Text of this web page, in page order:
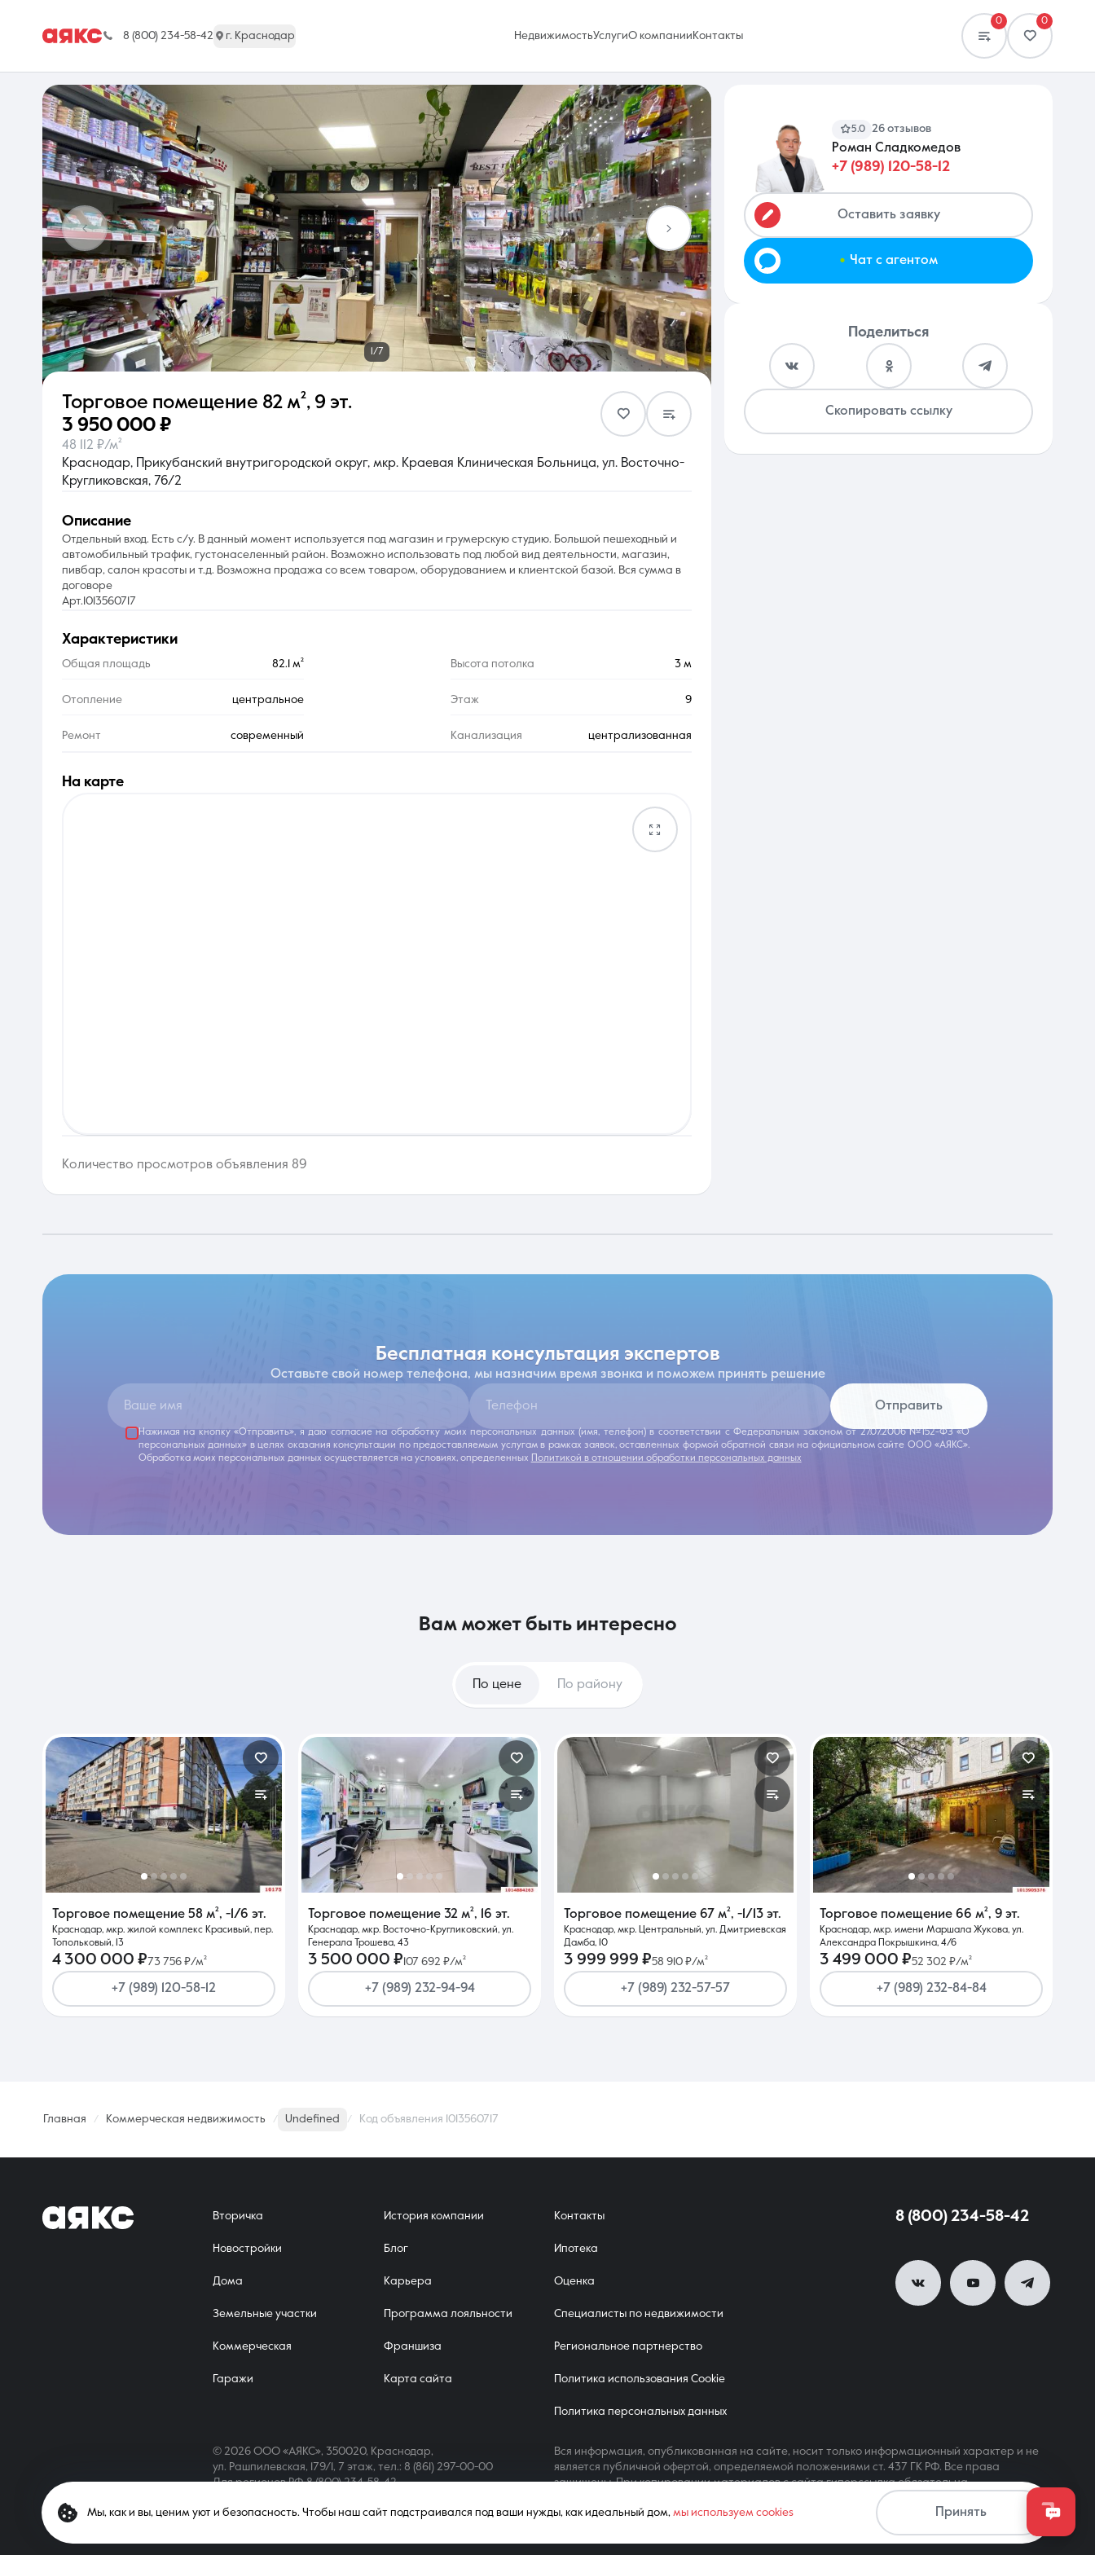
8 (800) 234-58-42 г. Краснодар НедвижимостьУслугиО компании Контакты
0 0
г. Краснодар Избранное
0 объявлений
Сравнение
Недвижимость Услуги
О компании Контакты
8 (861) 297-00-00
Ежедневно с 08:30 до 20:00
1/7
Торговое помещение 82 м², 9 эт.
3 950 000 ₽
48 112 ₽/м²
Краснодар, Прикубанский внутригородской округ, мкр. Краевая Клиническая Больница, ул. Восточно-
Кругликовская, 76/2
характеристики
Общая площадь 82.1 м² Высота потолка 3 м
Отопление центральное Этаж 9
Ремонт современный Канализация централизованная
описание
Отдельный вход. Есть с/у. В данный момент используется под магазин и грумерскую студию. Большой пешеходный и
автомобильный трафик, густонаселенный район. Возможно использовать под любой вид деятельности, магазин,
пивбар, салон красоты и т.д. Возможна продажа со всем товаром, оборудованием и клиентской базой. Вся сумма в
договоре
Арт.1013560717
на карте
Количество просмотров объявления 89
5.0 26 отзывов
Роман Сладкомедов
+7 (989) 120-58-12
Оставить заявку
. Чат с агентом
Поделиться
Скопировать ссылку
бесплатная консультация экспертов
Оставьте свой номер телефона, мы назначим время звонка и поможем принять решение
Ваше имя Телефон Отправить
Нажимая на кнопку «Отправить», я даю согласие на обработку моих персональных данных (имя, телефон) в соответствии с Федеральным законом от 27.07.2006 №152-ФЗ «О
персональных данных» в целях оказания консультации по предоставляемым услугам в рамках заявок, оставленных формой обратной связи на официальном сайте ООО «АЯКС».
Обработка моих персональных данных осуществляется на условиях, определенных Политикой в отношении обработки персональных данных
вам может быть интересно
По цене По району
Торговое помещение 58 м², -1/6 эт.
Краснодар, мкр. жилой комплекс Красивый, пер.
Топольковый, 13
4 300 000 ₽73 756 ₽/м²
+7 (989) 120-58-12
Торговое помещение 32 м², 16 эт.
Краснодар, мкр. Восточно-Кругликовский, ул.
Генерала Трошева, 43
3 500 000 ₽ 107 692 ₽/м²
+7 (989) 232-94-94
Торговое помещение 67 м², -1/13 эт.
Краснодар, мкр. Центральный, ул. Дмитриевская
Дамба, 10
3 999 999 ₽58 910 ₽/м²
+7 (989) 232-57-57
Торговое помещение 66 м², 9 эт.
Краснодар, мкр. имени Маршала Жукова, ул.
Александра Покрышкина, 4/6
3 499 000 ₽52 302 ₽/м²
+7 (989) 232-84-84
Главная Коммерческая недвижимость Undefined Код объявления 1013560717
Вторичка
Новостройки
Дома
Земельные участки
Коммерческая
Гаражи
История компании
Блог
Карьера
Программа лояльности
Франшиза
Карта сайта
Контакты
Ипотека
Оценка
Специалисты по недвижимости
Региональное партнерство
Политика использования Cookie
Политика персональных данных
8 (800) 234-58-42
© 2026 ООО «АЯКС», 350020, Краснодар,
ул. Рашпилевская, 179/1, 7 этаж,тел.: 8 (861) 297-00-00
Для регионов РФ8 (800) 234-58-42
Вся информация, опубликованная на сайте, носит только информационный характер и не
является публичной офертой, определяемой положениями ст. 437 ГК РФ. Все права
защищены. При копировании материалов с сайта гиперссылка обязательна
Мы, как и вы, ценим уют и безопасность. Чтобы наш сайт подстраивался под ваши нужды, как идеальный дом, мы используем cookies Принять